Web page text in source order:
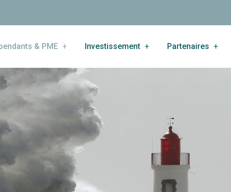
& PME Investissement Partenaires